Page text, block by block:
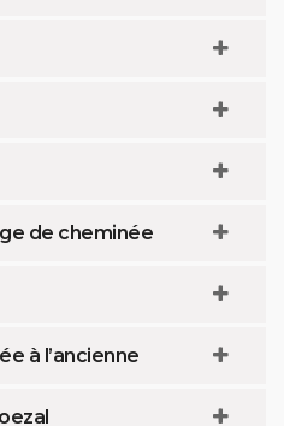
de cheminée
à l’ancienne